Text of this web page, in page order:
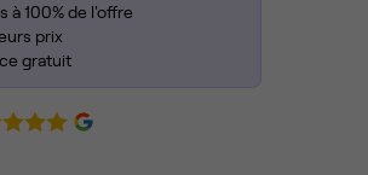
à 100% de l'offre
prix
gratuit